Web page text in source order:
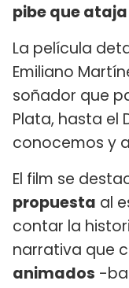
pibe que
La película
Emiliano
soñador que
Plata, hasta el
conocemos y
El film se
propuesta al
contar la
narrativa que
animados -